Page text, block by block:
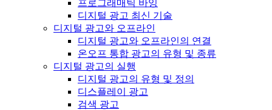
프로그래매틱 바잉
디지털 광고 최신 기술
디지털 광고와 오프라인
디지털 광고와 오프라인의 연결
온오프 통합 광고의 유형 및 종류
디지털 광고의 실행
디지털 광고의 유형 및 정의
디스플레이 광고
검색 광고